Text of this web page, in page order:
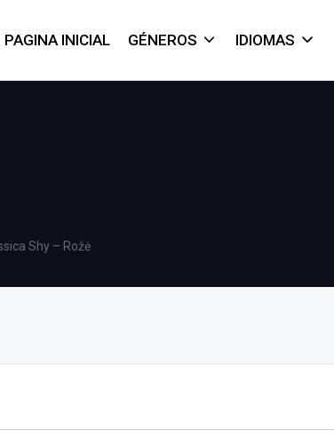
PAGINA INICIAL GÉNEROS IDIOMAS
Shy – Rožė